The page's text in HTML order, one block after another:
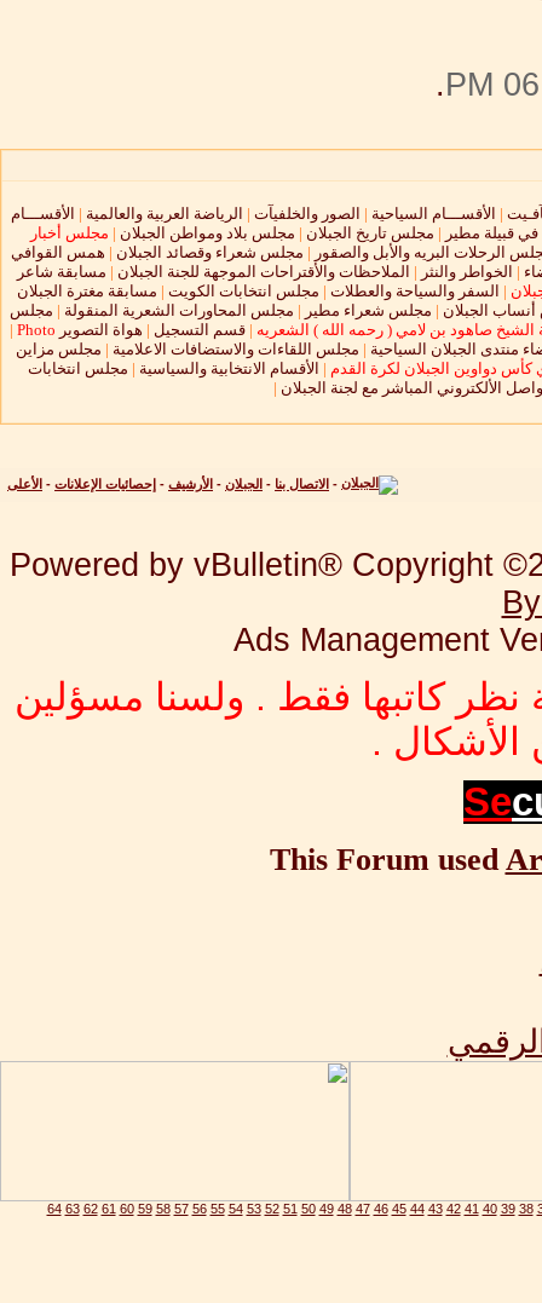
.
| الأقســـام السياحية | الصور والخلفيآت | الرياضة العربية والعالمية | الأقســـام
في قبيلة مطير | مجلس تاريخ الجبلان | مجلس بلاد ومواطن الجبلان | مجلس أخبار
الرحلات البريه والأبل والصقور | مجلس شعراء وقصائد الجبلان | همس القوافي
| الخواطر والنثر | الملاحظات والأقتراحات الموجهة للجنة الجبلان | مسابقة شاعر
| السفر والسياحة والعطلات | مجلس انتخابات الكويت | مسابقة مغترة الجبلان
الجبلان | مجلس شعراء مطير | مجلس المحاورات الشعرية المنقولة | مجلس
الشيخ صاهود بن لامي ( رحمه الله ) الشعريه | قسم التسجيل | هواة التصوير Photo
|
منتدى الجبلان السياحية | مجلس اللقاءات والاستضافات الاعلامية | مجلس مزاين
كأس دواوين الجبلان لكرة القدم | الأقسام الانتخابية والسياسية | مجلس انتخابات
الألكتروني المباشر مع لجنة الجبلان |
- الاتصال بنا - الجبلان - الأرشيف - إحصائيات الإعلانات - الأعلى
Powered by vBulletin® Copyright
Ads Management
نظر كاتبها فقط . ولسنا مسؤلين
.
Se
This Forum used
38
39
40
41
42
43
44
45
46
47
48
49
50
51
52
53
54
55
56
57
58
59
60
61
62
63
64